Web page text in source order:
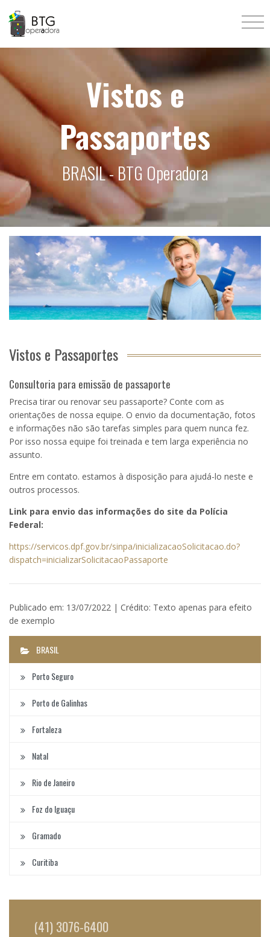
Vistos e
Passaportes
BRASIL - BTG Operadora
Vistos e Passaportes
Consultoria para emissão de passaporte
Precisa tirar ou renovar seu passaporte? Conte com as
orientações de nossa equipe. O envio da documentação, fotos
e informações não são tarefas simples para quem nunca fez.
Por isso nossa equipe foi treinada e tem larga experiência no
assunto.
Entre em contato. estamos à disposição para ajudá-lo neste e
outros processos.
Link para envio das informações do site da Polícia
Federal:
https://servicos.dpf.gov.br/sinpa/inicializacaoSolicitacao.do?
dispatch=inicializarSolicitacaoPassaporte
Publicado em: 13/07/2022 | Crédito: Texto apenas para efeito
de exemplo
BRASIL
Porto Seguro
Porto de Galinhas
Fortaleza
Natal
Rio de Janeiro
Foz do Iguaçu
Gramado
Curitiba
(41) 3076-6400